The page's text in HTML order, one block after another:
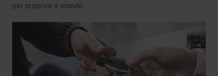
per scoprire il mondo.